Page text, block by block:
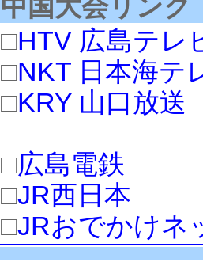
中国大会リンク
□HTV 広島テレ
□NKT 日本海テ
□KRY 山口放送
□広島電鉄
□JR西日本
□JRおでかけネ